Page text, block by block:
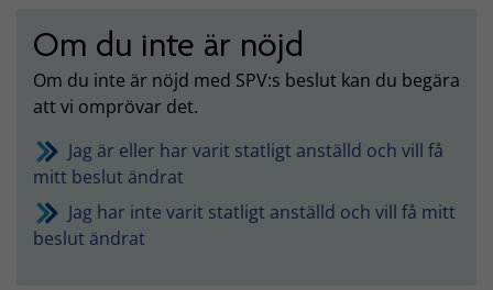
Om du inte är nöjd
Om du inte är nöjd med SPV:s beslut kan du begära
att vi omprövar det.
Jag är eller har varit statligt anställd och vill få
mitt beslut ändrat
Jag har inte varit statligt anställd och vill få mitt
beslut ändrat